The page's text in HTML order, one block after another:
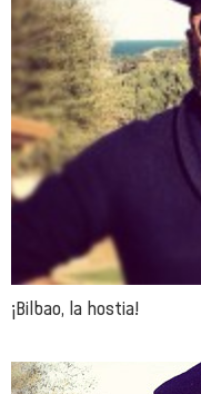
¡Bilbao, la hostia!